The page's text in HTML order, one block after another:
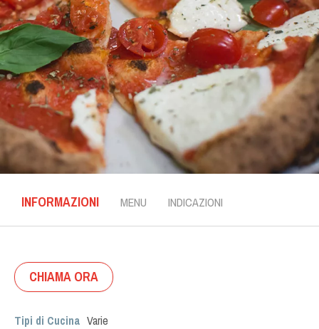
INFORMAZIONI MENU INDICAZIONI
CHIAMA ORA
Tipi di Cucina Varie